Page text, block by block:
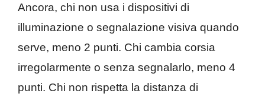
Ancora, chi non usa i dispositivi di
illuminazione o segnalazione visiva quando
serve, meno 2 punti. Chi cambia corsia
irregolarmente o senza segnalarlo, meno 4
punti. Chi non rispetta la distanza di